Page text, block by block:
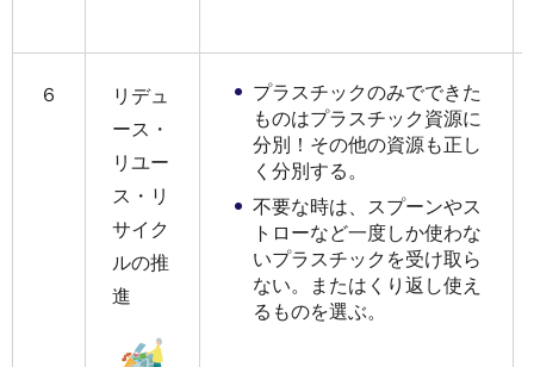
６
リデュ
ース・
リユー
ス・リ
サイク
ルの推
進
プラスチックのみでできた
ものはプラスチック資源に
分別！その他の資源も正し
く分別する。
不要な時は、スプーンやス
トローなど一度しか使わな
いプラスチックを受け取ら
ない。またはくり返し使え
るものを選ぶ。